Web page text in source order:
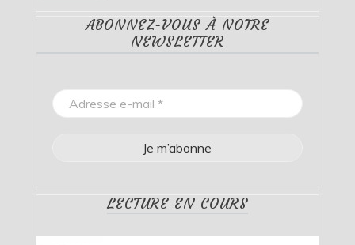
ABONNEZ-VOUS À NOTRE
NEWSLETTER
LECTURE EN COURS